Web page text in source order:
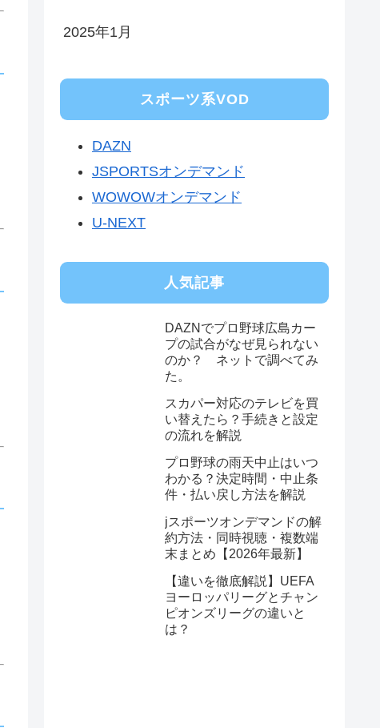
2025年1月
スポーツ系VOD
DAZN
JSPORTSオンデマンド
WOWOWオンデマンド
U-NEXT
人気記事
DAZNでプロ野球広島カー
プの試合がなぜ見られない
のか？ ネットで調べてみ
た。
スカパー対応のテレビを買
い替えたら？手続きと設定
の流れを解説
プロ野球の雨天中止はいつ
わかる？決定時間・中止条
件・払い戻し方法を解説
jスポーツオンデマンドの解
約方法・同時視聴・複数端
末まとめ【2026年最新】
【違いを徹底解説】UEFA
ヨーロッパリーグとチャン
ピオンズリーグの違いと
は？